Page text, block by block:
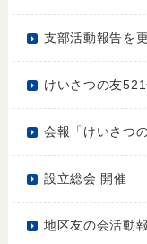
支部活動報告を
けいさつの友
会報「けいさつ
設立総会 開催
地区友の会活動